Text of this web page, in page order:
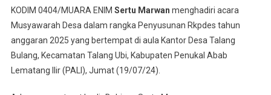
404-
03/PENDOPO
Sertu
Marwan
KODIM 0404/MUARA ENIM Sertu Marwan menghadiri acara
Musyawarah Desa dalam rangka Penyusunan Rkpdes tahun
anggaran 2025 yang bertempat di aula Kantor Desa Talang
Bulang, Kecamatan Talang Ubi, Kabupaten Penukal Abab
Lematang Ilir (PALI), Jumat (19/07/24).